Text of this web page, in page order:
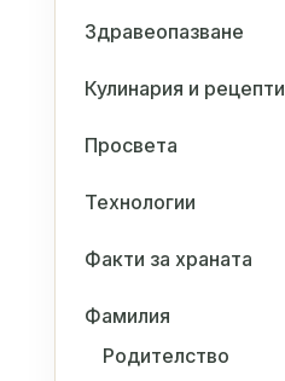
Здравеопазване
Кулинария и рецепти
Просвета
Технологии
Факти за храната
Фамилия
Родителство